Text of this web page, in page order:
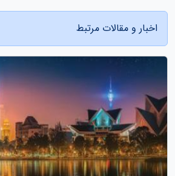
اخبار و مقالات مرتبط